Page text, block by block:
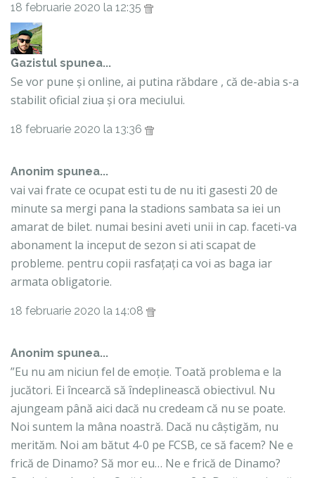
18 februarie 2020 la 12:35
Gazistul spunea...
Se vor pune și online, ai putina răbdare , că de-abia s-a
stabilit oficial ziua și ora meciului.
18 februarie 2020 la 13:36
Anonim spunea...
vai vai frate ce ocupat esti tu de nu iti gasesti 20 de
minute sa mergi pana la stadions sambata sa iei un
amarat de bilet. numai besini aveti unii in cap. faceti-va
abonament la inceput de sezon si ati scapat de
probleme. pentru copii rasfațați ca voi as baga iar
armata obligatorie.
18 februarie 2020 la 14:08
Anonim spunea...
”Eu nu am niciun fel de emoție. Toată problema e la
jucători. Ei încearcă să îndeplinească obiectivul. Nu
ajungeam până aici dacă nu credeam că nu se poate.
Noi suntem la mâna noastră. Dacă nu câștigăm, nu
merităm. Noi am bătut 4-0 pe FCSB, ce să facem? Ne e
frică de Dinamo? Să mor eu… Ne e frică de Dinamo?